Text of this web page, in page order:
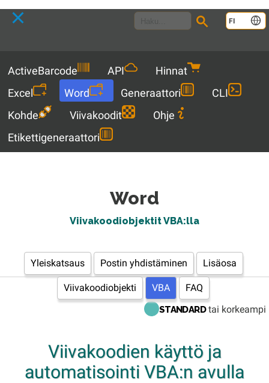
FI
ActiveBarcode API
Hinnat
Excel
Word Generaattori
CLI
Kohde
Viivakoodit
Ohje
Etikettigeneraattori
Word
Viivakoodiobjektit VBA:lla
Yleiskatsaus Postin yhdistäminen Lisäosa
Viivakoodiobjekti VBA FAQ
STANDARDtai korkeampi
Viivakoodien käyttö ja
automatisointi VBA:n avulla